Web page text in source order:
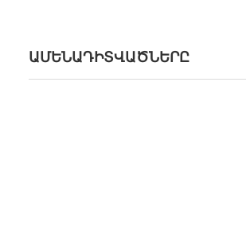
ԱՄԵՆԱԴԻՏՎԱԾՆԵՐԸ